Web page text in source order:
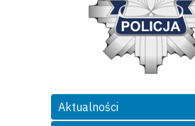
Aktualności